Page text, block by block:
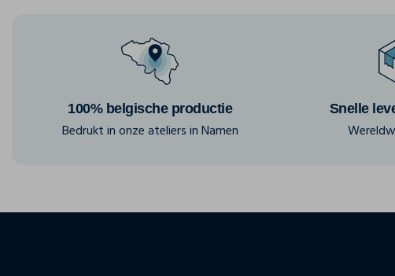
100% belgische productie
Bedrukt in onze ateliers in Namen
Snelle